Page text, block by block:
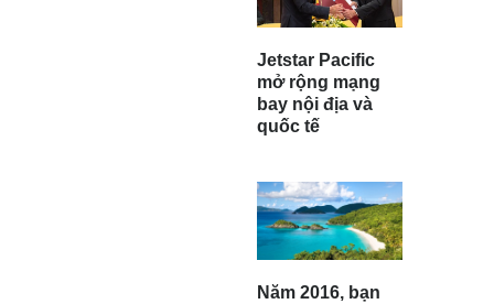
Jetstar Pacific
mở rộng mạng
bay nội địa và
quốc tế
Năm 2016, bạn